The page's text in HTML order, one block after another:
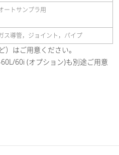
ートサンプラ用
ス導管，ジョイント，パイプ
）はご用意ください。
60i (オプション)も別途ご用意